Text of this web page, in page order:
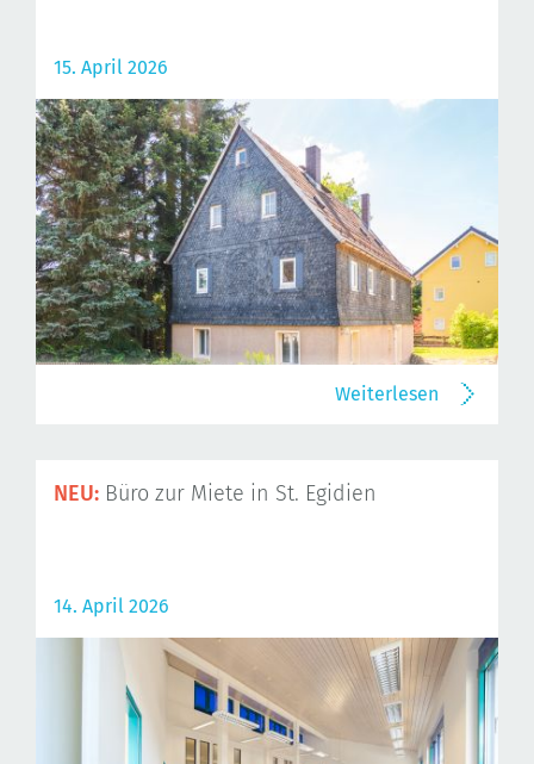
15. April 2026
Weiterlesen
NEU: Büro zur Miete in St. Egidien
14. April 2026